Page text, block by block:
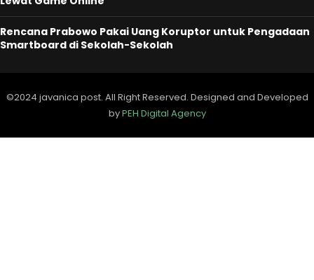
Rencana Prabowo Pakai Uang Koruptor untuk Pengadaan
Smartboard di Sekolah-Sekolah
©2024 javanica post. All Right Reserved. Designed and Developed
byPEH Digital Agency